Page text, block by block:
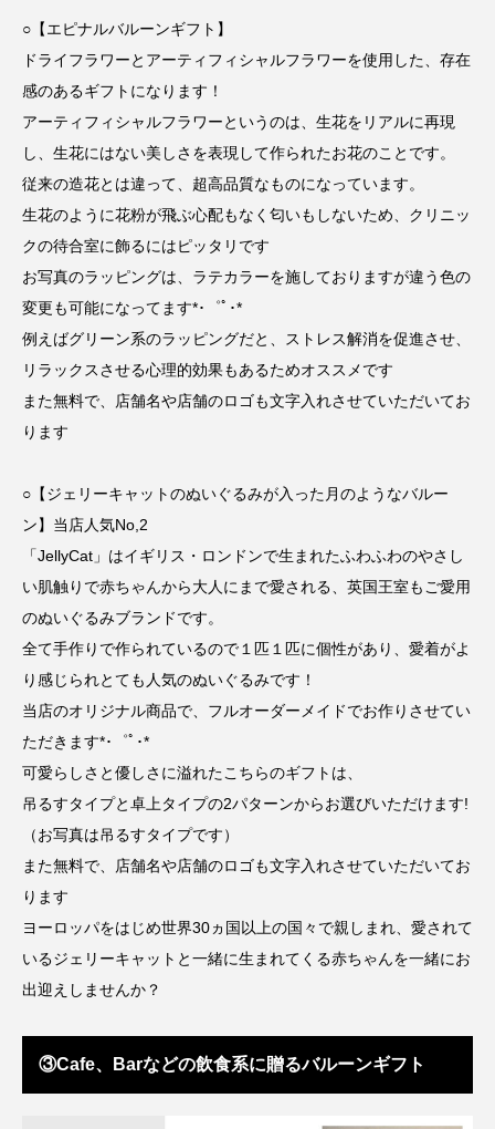
○【エピナルバルーンギフト】
ドライフラワーとアーティフィシャルフラワーを使用した、存在
感のあるギフトになります！
アーティフィシャルフラワーというのは、生花をリアルに再現
し、生花にはない美しさを表現して作られたお花のことです。
従来の造花とは違って、超高品質なものになっています。
生花のように花粉が飛ぶ心配もなく匂いもしないため、クリニッ
クの待合室に飾るにはピッタリです
お写真のラッピングは、ラテカラーを施しておりますが違う色の
変更も可能になってます*･゜ﾟ･*
例えばグリーン系のラッピングだと、ストレス解消を促進させ、
リラックスさせる心理的効果もあるためオススメです
また無料で、店舗名や店舗のロゴも文字入れさせていただいてお
ります︎
○【ジェリーキャットのぬいぐるみが入った月のようなバルー
ン】当店人気No,2
「JellyCat」はイギリス・ロンドンで生まれたふわふわのやさし
い肌触りで赤ちゃんから大人にまで愛される、英国王室もご愛用
のぬいぐるみブランドです。
全て手作りで作られているので１匹１匹に個性があり、愛着がよ
り感じられとても人気のぬいぐるみです！
当店のオリジナル商品で、フルオーダーメイドでお作りさせてい
ただきます*･゜ﾟ･*
可愛らしさと優しさに溢れたこちらのギフトは、
吊るすタイプと卓上タイプの2パターンからお選びいただけます!
（お写真は吊るすタイプです）
また無料で、店舗名や店舗のロゴも文字入れさせていただいてお
ります︎
ヨーロッパをはじめ世界30ヵ国以上の国々で親しまれ、愛されて
いるジェリーキャットと一緒に生まれてくる赤ちゃんを一緒にお
出迎えしませんか？
③Cafe、Barなどの飲食系に贈るバルーンギフト